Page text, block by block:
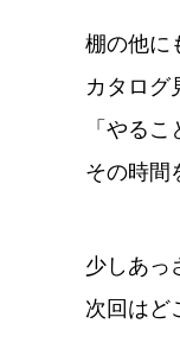
棚の他に
カタログ
「やる
その時間
少しあっ
次回はど